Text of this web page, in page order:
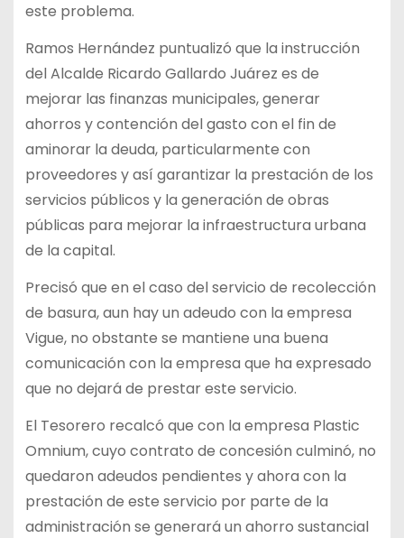
este problema.
Ramos Hernández puntualizó que la instrucción
del Alcalde Ricardo Gallardo Juárez es de
mejorar las finanzas municipales, generar
ahorros y contención del gasto con el fin de
aminorar la deuda, particularmente con
proveedores y así garantizar la prestación de los
servicios públicos y la generación de obras
públicas para mejorar la infraestructura urbana
de la capital.
Precisó que en el caso del servicio de recolección
de basura, aun hay un adeudo con la empresa
Vigue, no obstante se mantiene una buena
comunicación con la empresa que ha expresado
que no dejará de prestar este servicio.
El Tesorero recalcó que con la empresa Plastic
Omnium, cuyo contrato de concesión culminó, no
quedaron adeudos pendientes y ahora con la
prestación de este servicio por parte de la
administración se generará un ahorro sustancial